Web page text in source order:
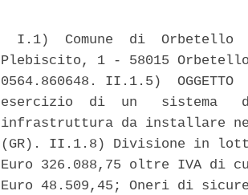
I.1)  Comune  di  Orbetello
Plebiscito, 1 - 58015
0564.860648. II.1.5)
esercizio  di  un   sistema
infrastruttura da installare
(GR). II.1.8) Divisione in lotti:
Euro 326.088,75 oltre IVA di
Euro 48.509,45; Oneri di